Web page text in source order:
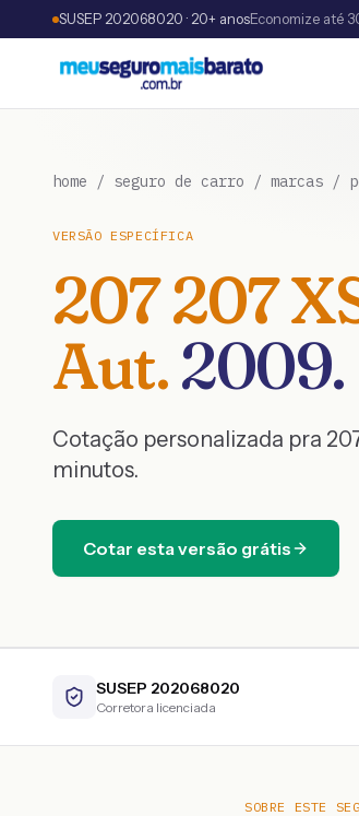
SUSEP 202068020 · 20+ anosEconomize até
home / seguro de carro / marcas /
VERSÃO ESPECÍFICA
207207
Aut.2009.
Cotação personalizada pra
minutos.
Cotar esta versão grátis
SUSEP 202068020
Corretora licenciada
SOBRE ESTE